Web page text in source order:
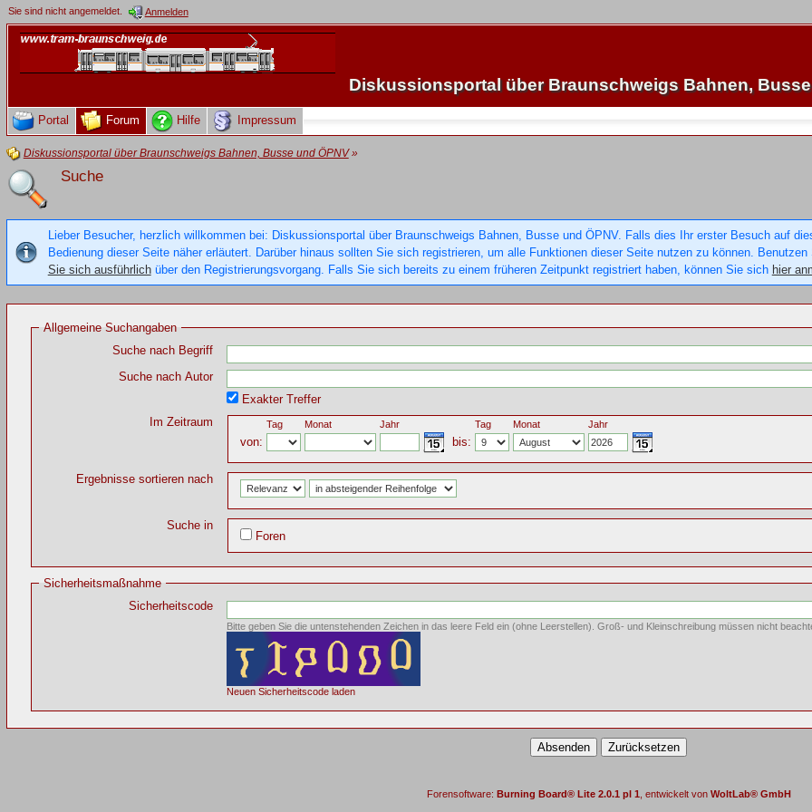
Sie sind nicht angemeldet. Anmelden
Diskussionsportal über Braunschweigs Bahnen,
Portal Forum Hilfe Impressum
Diskussionsportal über Braunschweigs Bahnen, Busse und ÖPNV»
Suche
Lieber Besucher, herzlich willkommen bei: Diskussionsportal über Braunschweigs Bahnen, Busse und ÖPNV. Falls dies Ihr erster Besuch auf
Bedienung dieser Seite näher erläutert. Darüber hinaus sollten Sie sich registrieren, um alle Funktionen dieser Seite nutzen zu können. Benutzen
Sie sich ausführlichüber den Registrierungsvorgang. Falls Sie sich bereits zu einem früheren Zeitpunkt registriert haben, können Sie sich hier
Allgemeine Suchangaben
Suche nach Begriff
Suche nach Autor
Exakter Treffer
Im Zeitraum
von:
Tag Monat Jahr
bis:
Tag Monat Jahr
Ergebnisse sortieren nach
Suche in
Foren
Sicherheitsmaßnahme
Sicherheitscode
Bitte geben Sie die untenstehenden Zeichen in das leere Feld ein (ohne Leerstellen). Groß- und Kleinschreibung müssen nicht
Neuen Sicherheitscode laden
Forensoftware: Burning Board® Lite 2.0.1 pl 1 , entwickelt von WoltLab® GmbH